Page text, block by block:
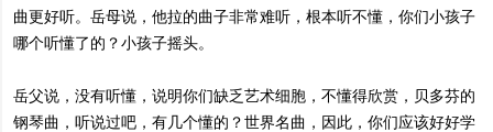
曲更好听。岳母说，他拉的曲子非常难听，根本听不懂，你们小孩子
哪个听懂了的？小孩子摇头。
岳父说，没有听懂，说明你们缺乏艺术细胞，不懂得欣赏，贝多芬的
钢琴曲，听说过吧，有几个懂的？世界名曲，因此，你们应该好好学